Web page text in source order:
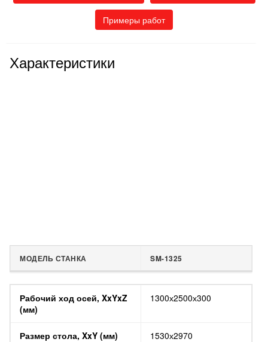
Примеры работ
Характеристики
МОДЕЛЬ СТАНКА SM-1325
Рабочий ход осей, XxYxZ
(мм)
1300х2500х300
Размер стола, XxY (мм) 1530х2970